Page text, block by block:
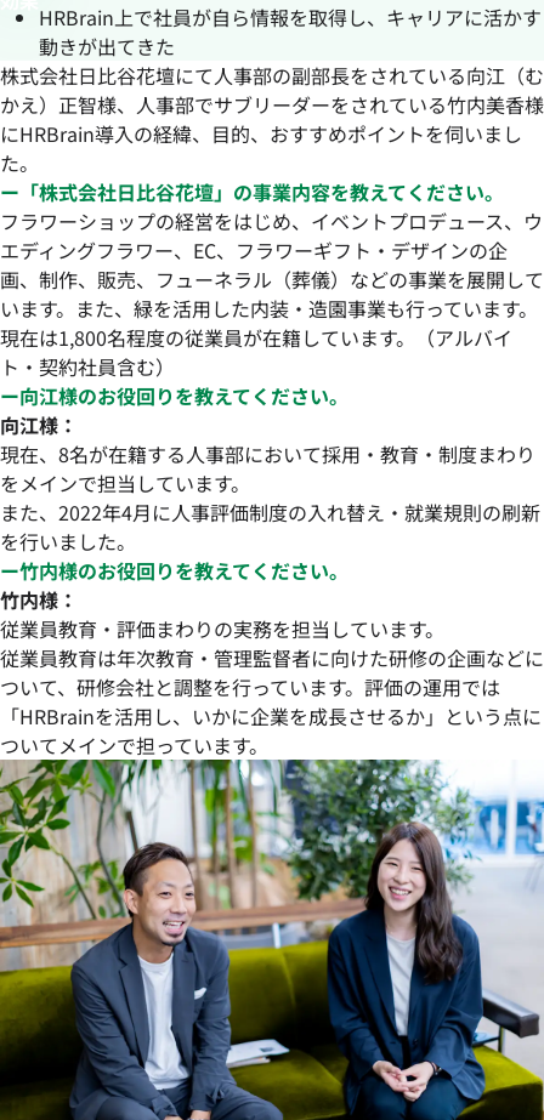
HRBrain上で社員が自ら情報を取得し、キャリアに活かす
動きが出てきた
株式会社日比谷花壇にて人事部の副部長をされている向江（む
かえ）正智様、人事部でサブリーダーをされている竹内美香様
にHRBrain導入の経緯、目的、おすすめポイントを伺いまし
た。
ー「株式会社日比谷花壇」の事業内容を教えてください。
フラワーショップの経営をはじめ、イベントプロデュース、ウ
エディングフラワー、EC、フラワーギフト・デザインの企
画、制作、販売、フューネラル（葬儀）などの事業を展開して
います。また、緑を活用した内装・造園事業も行っています。
現在は1,800名程度の従業員が在籍しています。（アルバイ
ト・契約社員含む）
ー向江様のお役回りを教えてください。
向江様：
現在、8名が在籍する人事部において採用・教育・制度まわり
をメインで担当しています。
また、2022年4月に人事評価制度の入れ替え・就業規則の刷新
を行いました。
ー竹内様のお役回りを教えてください。
竹内様：
従業員教育・評価まわりの実務を担当しています。
従業員教育は年次教育・管理監督者に向けた研修の企画などに
ついて、研修会社と調整を行っています。評価の運用では
「HRBrainを活用し、いかに企業を成長させるか」という点に
ついてメインで担っています。